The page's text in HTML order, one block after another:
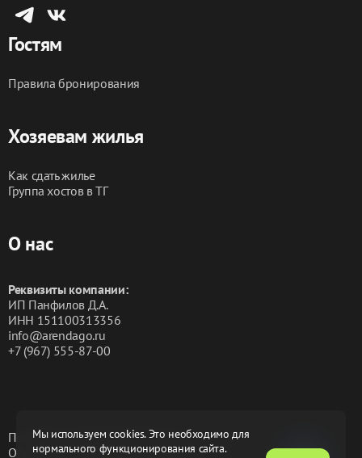
Мы используем cookies. Это необходимо для
нормального функционирования сайта.
Гостям
Правила бронирования
Хозяевам жилья
Как сдать жилье
Группа хостов в ТГ
О нас
Реквизиты компании:
ИП Панфилов Д.А.
ИНН 151100313356
info@arendago.ru
+7 (967) 555-87-00
Политика конфиденциальности
Обработка персональных данных